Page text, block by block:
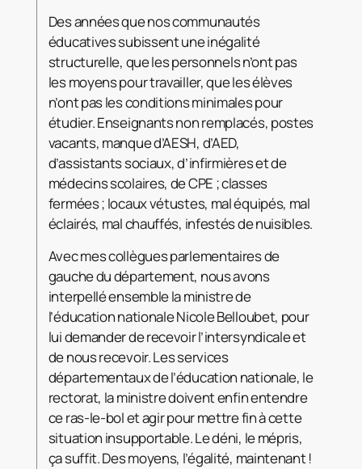
Des années que nos communautés
éducatives subissent une inégalité
structurelle, que lespersonnels n’ont pas
les moyens pour travailler, que les élèves
n’ont pas les conditions minimales pour
étudier. Enseignants non remplacés, postes
vacants, manque d’AESH, d’AED,
d’assistants sociaux, d’infirmières et de
médecins scolaires, de CPE ; classes
fermées ; locaux vétustes, mal équipés, mal
éclairés, mal chauffés, infestés de nuisibles.
Avec mes collègues parlementaires de
gauche du département, nous avons
interpellé ensemble la ministre de
l’éducation nationale Nicole Belloubet, pour
lui demander de recevoir l’intersyndicale et
de nous recevoir. Les services
départementaux de l’éducation nationale, le
rectorat, la ministre doivent enfin entendre
ce ras-le-bol et agir pour mettre fin à cette
situation insupportable. Le déni, le mépris,
ça suffit. Des moyens, l’égalité, maintenant !